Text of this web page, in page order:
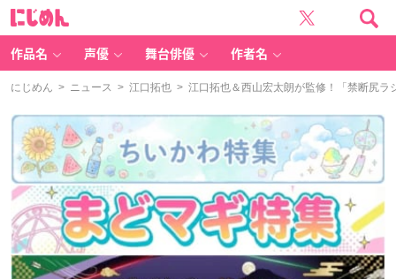
作品名 声優 舞台俳優 作者名
にじめん > ニュース > 江口拓也 > 江口拓也＆西山宏太朗が監修！「禁断尻ラ